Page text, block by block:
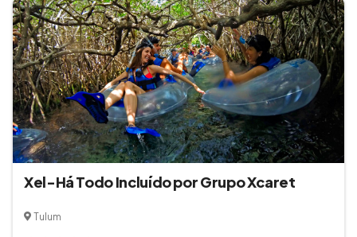
Xel-Há Todo Incluído por Grupo Xcaret
Tulum